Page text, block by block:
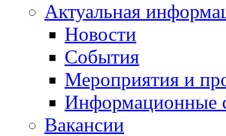
Актуальная
Новости
События
Мероприятия и
Информационные
Вакансии